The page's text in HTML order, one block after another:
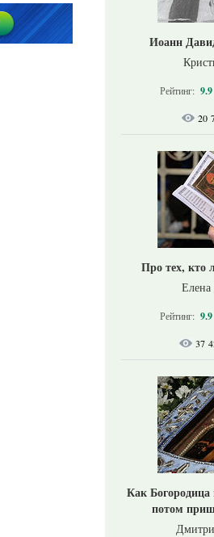
Иоанн
Рейтинг: 9.9
20
Про тех, кто
Елена
Рейтинг: 9.9
37
Как Богородица
потом